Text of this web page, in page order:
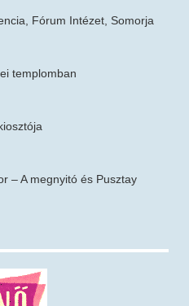
Fórum Intézet, Somorja
templomban
– A megnyitó és Pusztay